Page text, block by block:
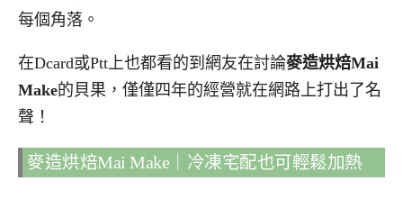
每個角落。
在Dcard或Ptt上也都看的到網友在討論麥造烘焙Mai
Make的貝果，僅僅四年的經營就在網路上打出了名
聲！
麥造烘焙Mai Make｜冷凍宅配也可輕鬆加熱